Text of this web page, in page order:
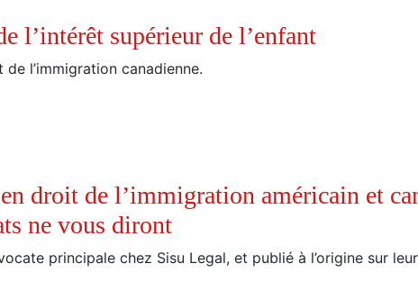
l’intérêt supérieur de l’enfant
l’immigration canadienne.
droit de l’immigration américain et
ne vous diront
principale chez Sisu Legal, et publié à l’origine sur